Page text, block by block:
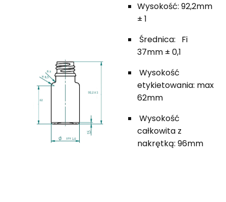
Wysokość: 92,2mm
± 1
Średnica: Fi
37mm ± 0,1
Wysokość
etykietowania: max
62mm
Wysokość
całkowita z
nakrętką: 96mm